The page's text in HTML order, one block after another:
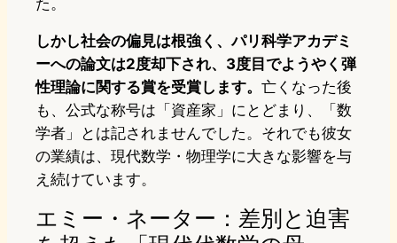
た。
しかし社会の偏見は根強く、パリ科学アカデミ
ーへの論文は2度却下され、3度目でようやく弾
性理論に関する賞を受賞します。 亡くなった後
も、公式な称号は「資産家」にとどまり、「数
学者」とは記されませんでした。それでも彼女
の業績は、現代数学・物理学に大きな影響を与
え続けています。
エミー・ネーター：差別と迫害